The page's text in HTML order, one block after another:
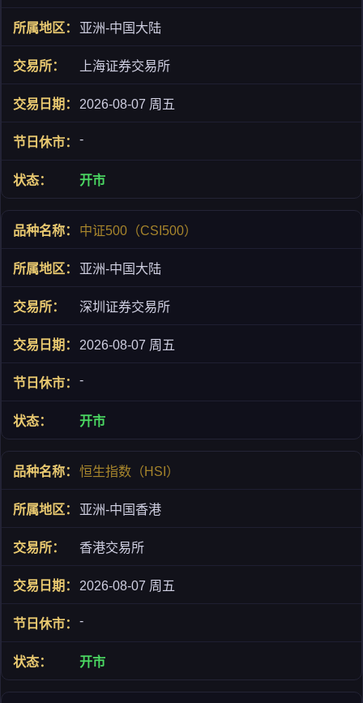
亚洲-中国大陆
上海证券交易所
2026-08-07 周五
-
开市
中证500（CSI500）
亚洲-中国大陆
深圳证券交易所
2026-08-07 周五
-
开市
恒生指数（HSI）
亚洲-中国香港
香港交易所
2026-08-07 周五
-
开市